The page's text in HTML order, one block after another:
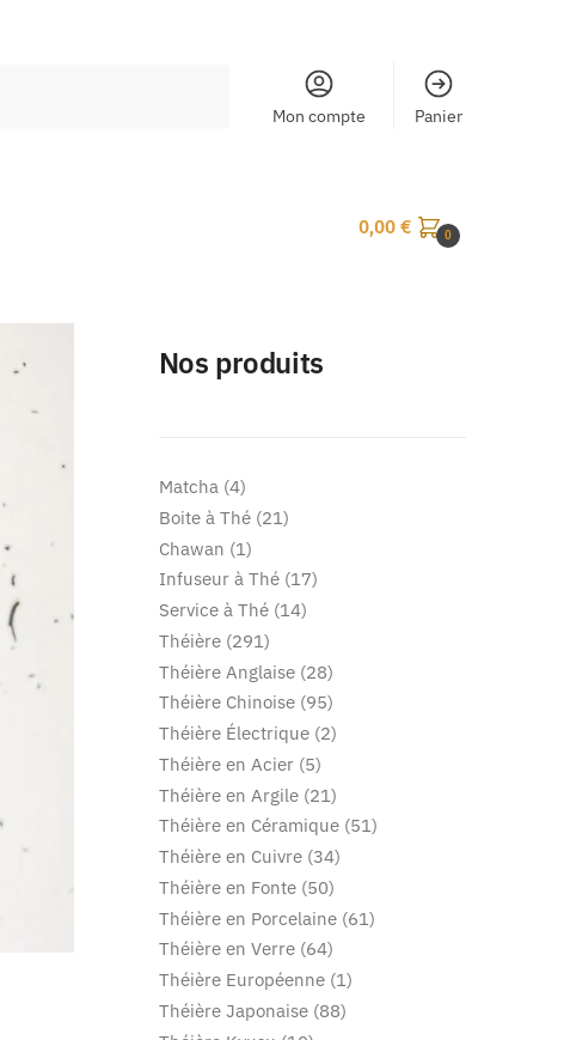
Mon compte Panier
0,00 € 0
Nos produits
Matcha 4
Boite à Thé 21
Chawan 1
Infuseur à Thé 17
Service à Thé 14
Théière 291
Théière Anglaise 28
Théière Chinoise 95
Théière Électrique 2
Théière en Acier 5
Théière en Argile 21
Théière en Céramique 51
Théière en Cuivre 34
Théière en Fonte 50
Théière en Porcelaine 61
Théière en Verre 64
Théière Européenne 1
Théière Japonaise 88